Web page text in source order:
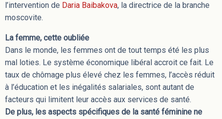
l’intervention de Daria Baibakova, la directrice de la branche
moscovite.
La femme, cette oubliée
Dans le monde, les femmes ont de tout temps été les plus
mal loties. Le système économique libéral accroit ce fait. Le
taux de chômage plus élevé chez les femmes, l’accès réduit
à l’éducation et les inégalités salariales, sont autant de
facteurs qui limitent leur accès aux services de santé.
De plus, les aspects spécifiques de la santé féminine ne